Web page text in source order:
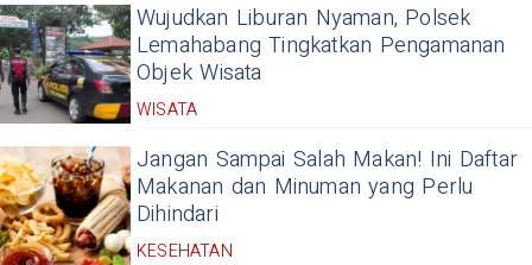
Wujudkan Liburan Nyaman, Polsek
Lemahabang Tingkatkan Pengamanan
Objek Wisata
WISATA
Jangan Sampai Salah Makan! Ini Daftar
Makanan dan Minuman yang Perlu
Dihindari
KESEHATAN